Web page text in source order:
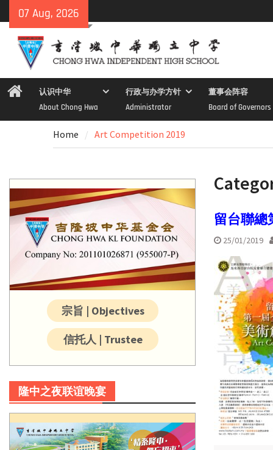
to
content
07 Aug, 2026
Home认识中华
About Chong Hwa
行政与办学方针
Administrator
董事会阵容
Board of Governors
Home Art Competition 2019
留台聯總
25/01/2019
宗旨 | Objectives
信托人 | Trustee
隆中之夜联谊晚宴